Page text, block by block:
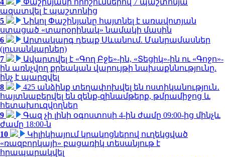
ազատվել է պաշտոնից
5
Նիկոլ Փաշինյանը հայտնել է առավոտյան
ստացած «տարօրինակ» նամակի մասին
6
Արտակարգ դեպք Սևանում. Մանրամասներ
(լուսանկարներ)
7
Ավարտվել է «Գող Բջե»-ին, «Տեցիկ»-ին ու «Գոջո»-
ին առնչվող քրեական վարույթի նախաքննությունը.
ինչ է պարզվել
8
425 անձինք տեղափոխվել են ոստիկանություն․
հայտնաբերվել են զենք-զինամթերք, թմրամիջոց և
հետախուզվողներ
9
Գազ չի լինի օգոստոսի 4-ին ժամը 09:00-ից մինչև
ժամը 18:00-ն
10
Կիլիկիայում կրակոցներով ուղեկցված
«ռազբորկայի» բացառիկ տեսանյութ է
հրապարակվել